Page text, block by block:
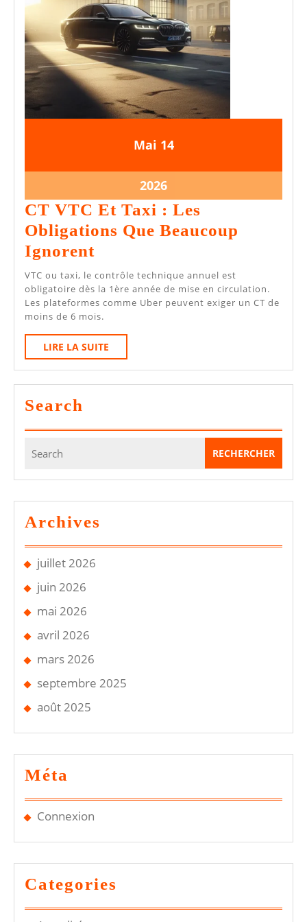
Mai14
2026
1414
202614
mai
2026
CT VTC Et Taxi : Les
Obligations Que Beaucoup
Ignorent
VTC
Et
Taxi
:
Les
Obligations
Ignorent
VTC ou taxi, le contrôle technique annuel est
obligatoire dès la 1ère année de mise en circulation.
Les plateformes comme Uber peuvent exiger un CT de
moins de 6 mois.
LIRE LA SUITE
LA
SUITE
Search
for:
Archives
juillet 2026
juin 2026
mai 2026
avril 2026
mars 2026
septembre 2025
août 2025
Méta
Connexion
Categories